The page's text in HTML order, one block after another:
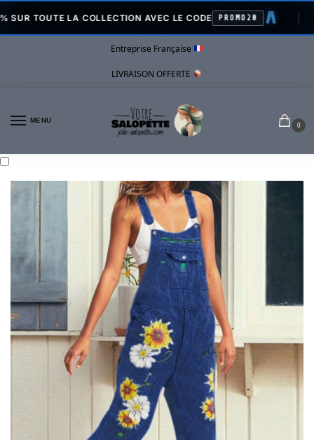
COLLECTION AVEC LE CODE PROMO20
Entreprise Française
LIVRAISON OFFERTE
MENU
0